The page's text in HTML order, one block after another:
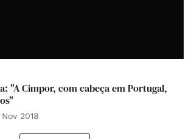
"A Cimpor, com cabeça em Portugal,
2018